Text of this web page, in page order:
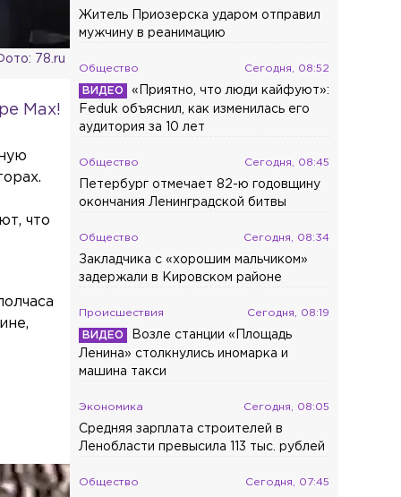
78.ru
Max!
что
Житель Приозерска ударом отправил
мужчину в реанимацию
Общество Сегодня, 08:52
«Приятно, что люди кайфуют»:
Feduk объяснил, как изменилась его
аудитория за 10 лет
Общество Сегодня, 08:45
Петербург отмечает 82-ю годовщину
окончания Ленинградской битвы
Общество Сегодня, 08:34
Закладчика с «хорошим мальчиком»
задержали в Кировском районе
Происшествия Сегодня, 08:19
Возле станции «Площадь
Ленина» столкнулись иномарка и
машина такси
Экономика Сегодня, 08:05
Средняя зарплата строителей в
Ленобласти превысила 113 тыс. рублей
Общество Сегодня, 07:45